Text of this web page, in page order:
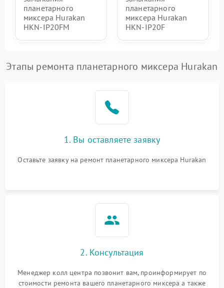
планетарного
миксера Hurakan
HKN-IP20FM
планетарного
миксера Hurakan
HKN-IP20F
Этапы ремонта планетарного миксера Hurakan
1. Вы оставляете заявку
Оставьте заявку на ремонт планетарного миксера Hurakan
2. Консультация
Менеджер колл центра позвонит вам, проинформирует по
стоимости ремонта вашего планетарного миксера а также